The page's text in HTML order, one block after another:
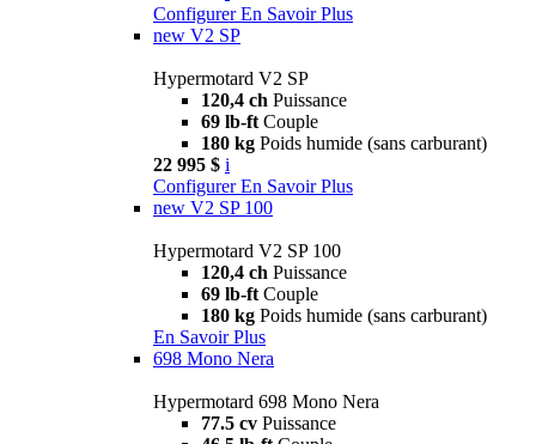
Configurer En Savoir Plus
new V2 SP
Hypermotard V2 SP
120,4 ch Puissance
69 lb-ft Couple
180 kg Poids humide (sans carburant)
22 995 $ i
Configurer En Savoir Plus
new V2 SP 100
Hypermotard V2 SP 100
120,4 ch Puissance
69 lb-ft Couple
180 kg Poids humide (sans carburant)
En Savoir Plus
698 Mono Nera
Hypermotard 698 Mono Nera
77.5 cv Puissance